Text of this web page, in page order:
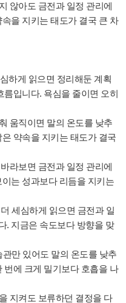
않아도 금전과 일정 관리에
을 지키는 태도가 결국 큰 차
하게 읽으면 정리해둔 계획
입니다. 욕심을 줄이면 오히
움직이면 말의 온도를 낮추
약속을 지키는 태도가 결국
라보면 금전과 일정 관리에
는 성과보다 리듬을 지키는
세심하게 읽으면 금전과 일
. 지금은 속도보다 방향을 맞
만 있어도 말의 온도를 낮추
번에 크게 밀기보다 호흡을 나
지켜도 보류하던 결정을 다